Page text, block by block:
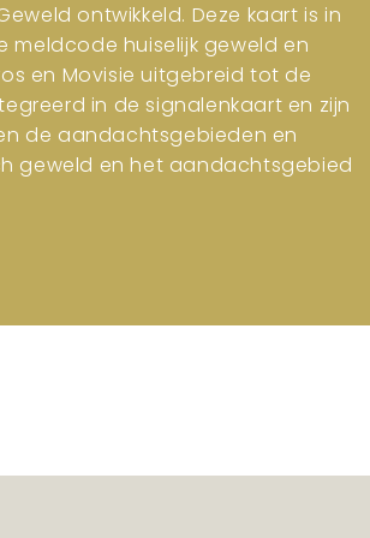
ontwikkeld. Deze kaart is in
meldcode huiselijk geweld en
en Movisie uitgebreid tot de
in de signalenkaart en zijn
de aandachtsgebieden en
geweld en het aandachtsgebied